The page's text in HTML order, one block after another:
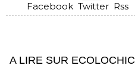
Facebook Twitter Rss
A LIRE SUR ECOLOCHIC